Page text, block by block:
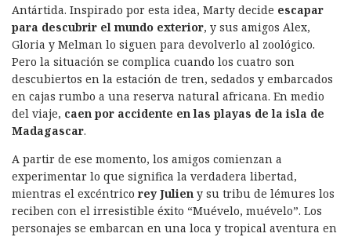
Antártida. Inspirado por esta idea, Marty decide escapar
para descubrir el mundo exterior, y sus amigos Alex,
Gloria y Melman lo siguen para devolverlo al zoológico.
Pero la situación se complica cuando los cuatro son
descubiertos en la estación de tren, sedados y embarcados
en cajas rumbo a una reserva natural africana. En medio
del viaje, caen por accidente en las playas de la isla de
Madagascar.
A partir de ese momento, los amigos comienzan a
experimentar lo que significa la verdadera libertad,
mientras el excéntrico rey Julien y su tribu de lémures los
reciben con el irresistible éxito “Muévelo, muévelo”. Los
personajes se embarcan en una loca y tropical aventura en